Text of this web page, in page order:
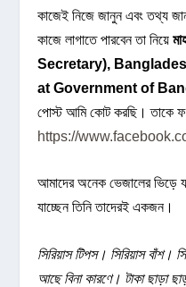
কাজেই নিজে জানুন এবং তথ্য
কাজে লাগাতে পারবেন তা নিয়ে
Secretary),
at Government of
পোস্ট আমি কোট করছি। তাকে
https://
আমাদের অনেক ভেজালের ভিড়ে
যাচ্ছেন তিনি তাদেরই একজন।
সিরিয়াস টিপস। সিরিয়াস
আছে বিনা কারণে। টাকা ছাড়া